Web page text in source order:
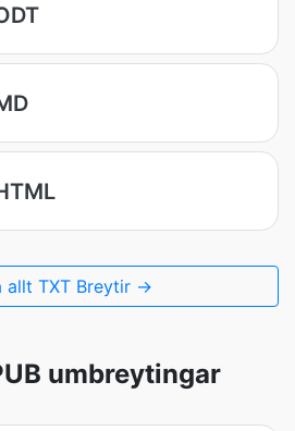
allt TXT Breytir →
umbreytingar